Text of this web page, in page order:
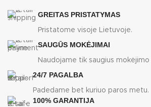
GREITAS PRISTATYMAS
Pristatome visoje Lietuvoje.
SAUGŪS MOKĖJIMAI
Naudojame tik saugius
24/7 PAGALBA
Padedame bet kuriuo paros metu.
100% GARANTIJA